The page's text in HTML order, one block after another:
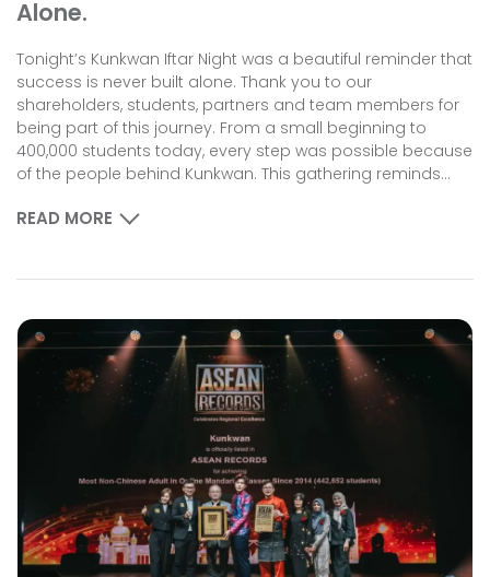
Alone.
Tonight’s Kunkwan Iftar Night was a beautiful reminder that
success is never built alone. Thank you to our
shareholders, students, partners and team members for
being part of this journey. From a small beginning to
400,000 students today, every step was possible because
of the people behind Kunkwan. This gathering reminds...
READ MORE